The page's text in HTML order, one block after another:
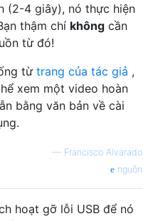
(2-4 giây), nó thực hiện
thậm chí không cần
từ đó!
từ trang của tác giả ,
xem một video hoàn
bằng văn bản về cài
— Francisco Alvarado
nguồn
hoạt gỡ lỗi USB để nó